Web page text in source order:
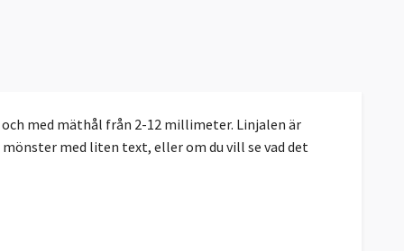
med mäthål från 2-12 millimeter. Linjalen är
med liten text, eller om du vill se vad det